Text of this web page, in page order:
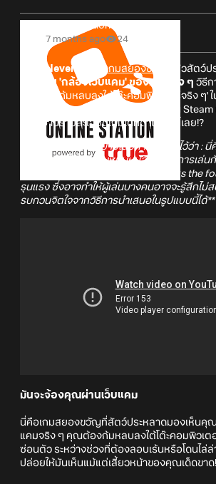
Online Station
7 months ago
24
Eyes Never Wake เกมสยองขวัญ ที่ตัวสัตว์ป
คุณผ่าน 'กล้องเว็บแคม' ของคุณจริง ๆ วิธี
คุณต้อง 'ก้มหลบลงใต้โต๊ะคอมพิวเตอร์จริง ๆ'
Allan Hedlund เปิดให้ Wishlist แล้วบน
ลงไปอ่านรายละเอียดเกมได้ที่ด้านล่างนี้เลย!?
**ทางผู้พัฒนาได้อธิบายเนื้อหาของเกมไว้ว่า :
เนื้อหาหนักไปทางโทนหม่นหมอง และมีการเล่
เล่นด้วยการ 'ทำลายกำแพงที่สี่' (Breaks the
รุนแรง ซึ่งอาจทำให้ผู้เล่นบางคนอาจจะรู้สึกไม่
รบกวนจิตใจจากวิธีการนำเสนอในรูปแบบนี้ได้**
มันจะจ้องคุณผ่านเว็บแคม
นี่คือเกมสยองขวัญที่สัตว์ประหลาดมองเห็นคุณ
แคมจริง ๆ คุณต้องก้มหลบลงใต้โต๊ะคอมพิวเต
ซ่อนตัว ระหว่างช่วงที่ต้องลอบเร้นหรือโดนไล่
ปล่อยให้มันเห็นแม้แต่เสี้ยวหน้าของคุณเด็ดขาด!